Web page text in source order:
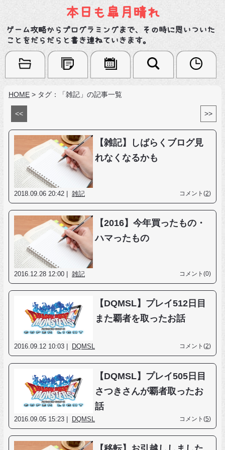
本日も皐月晴れ
ゲーム攻略からプログラミングまで、その時に思いついた
ことをだらだらと書き連ねていきます。
HOME > タグ：「雑記」の記事一覧
<< >>
【雑記】しばらくブログ見
れなくなるかも
2018.09.06 20:42 | 雑記 コメント(2)
【2016】今年買ったもの・
ハマったもの
2016.12.28 12:00 | 雑記 コメント(0)
【DQMSL】プレイ512日目
また覇者を取ったお話
2016.09.12 10:03 | DQMSL コメント(2)
【DQMSL】プレイ505日目
さつきさんが覇者取ったお
話
2016.09.05 15:23 | DQMSL コメント(5)